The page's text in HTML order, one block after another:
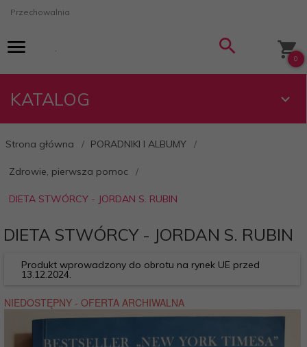
Przechowalnia
0
KATALOG
Strona główna PORADNIKI I ALBUMY
Zdrowie, pierwsza pomoc
DIETA STWÓRCY - JORDAN S. RUBIN
DIETA STWÓRCY - JORDAN S. RUBIN
Produkt wprowadzony do obrotu na rynek UE przed
13.12.2024.